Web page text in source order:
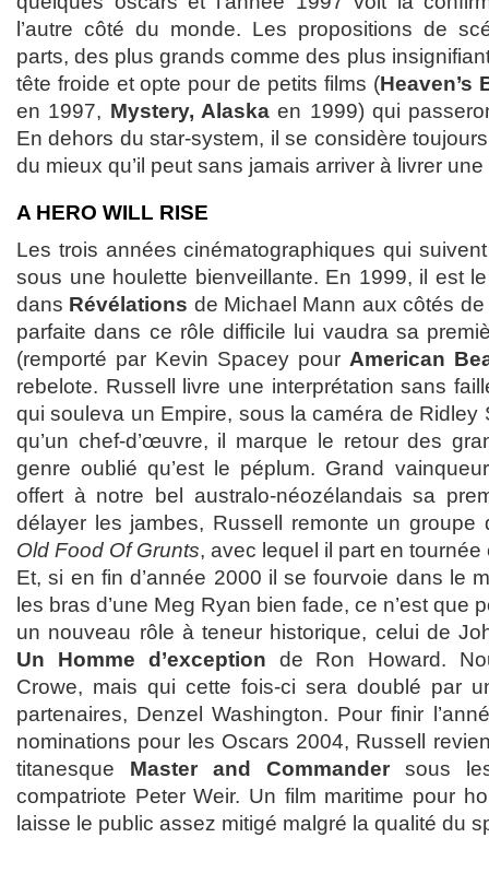
l’autre côté du monde. Les propositions de
parts, des plus grands comme des plus
tête froide et opte pour de petits films (Heaven’s
en 1997, Mystery, Alaska en 1999) qui
En dehors du star-system, il se considère
du mieux qu’il peut sans jamais arriver à livrer
A HERO WILL RISE
Les trois années cinématographiques qui
sous une houlette bienveillante. En 1999, il est
dans Révélations de Michael Mann aux côtés
parfaite dans ce rôle difficile lui vaudra sa
(remporté par Kevin Spacey pour American
rebelote. Russell livre une interprétation sans
qui souleva un Empire, sous la caméra de Ridley
qu’un chef-d’œuvre, il marque le retour des
genre oublié qu’est le péplum. Grand
offert à notre bel australo-néozélandais sa
délayer les jambes, Russell remonte un
Old Food Of Grunts, avec lequel il part en
Et, si en fin d’année 2000 il se fourvoie dans le
les bras d’une Meg Ryan bien fade, ce n’est que
un nouveau rôle à teneur historique, celui de
Un Homme d’exception de Ron Howard.
Crowe, mais qui cette fois-ci sera doublé par
partenaires, Denzel Washington. Pour finir
nominations pour les Oscars 2004, Russell
titanesque Master and Commander sous
compatriote Peter Weir. Un film maritime pour
laisse le public assez mitigé malgré la qualité du